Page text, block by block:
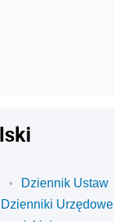
Dziennik Ustaw
Dzienniki Urzędowe